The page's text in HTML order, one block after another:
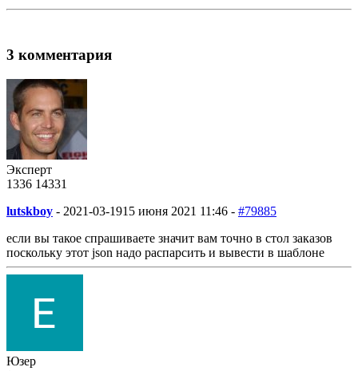
3 комментария
Эксперт
1336 14331
lutskboy - 2021-03-1915 июня 2021 11:46 - #79885
если вы такое спрашиваете значит вам точно в стол заказов
поскольку этот json надо распарсить и вывести в шаблоне
Юзер